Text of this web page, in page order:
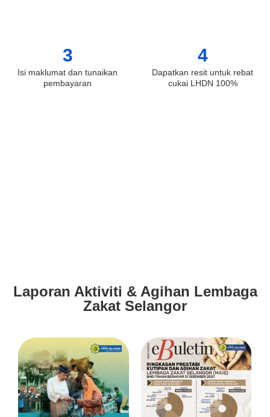
3
Isi maklumat dan tunaikan
pembayaran
4
Dapatkan resit untuk rebat
cukai LHDN 100%
Laporan Aktiviti & Agihan Lembaga
Zakat Selangor